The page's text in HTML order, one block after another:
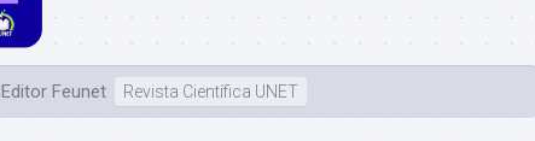
Editor Feunet Revista Científica UNET